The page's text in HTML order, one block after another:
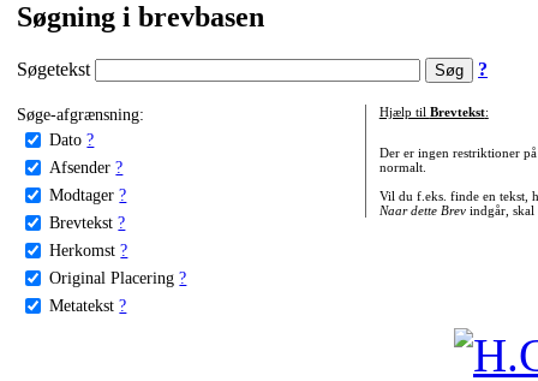
Søgning i brevbasen
Søgetekst ?
Søge-afgrænsning:
Dato ?
Afsender ?
Modtager ?
Brevtekst ?
Herkomst ?
Original Placering ?
Metatekst ?
Hjælp til Brevtekst:
Der er ingen restriktioner
normalt.
Vil du f.eks. finde en tekst,
Naar dette Brevindgår, skal